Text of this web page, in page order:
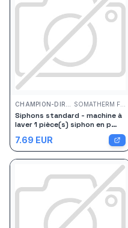
SOMATHERM FOR YOU
Siphons standard - machine à
laver 1 pièce(s) siphon en p
standard sortie horizontale ø
40mm - somatherm for you
7.69 EUR